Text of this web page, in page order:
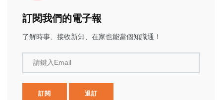
訂閱我們的電子報
了解時事、接收新知、在家也能當個知識通！
請鍵入Email
訂閱 退訂